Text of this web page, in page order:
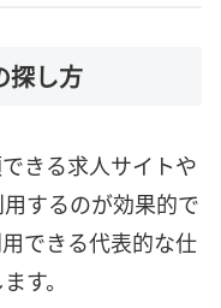
探し方
きる求人サイトや
するのが効果的で
できる代表的な仕
す。